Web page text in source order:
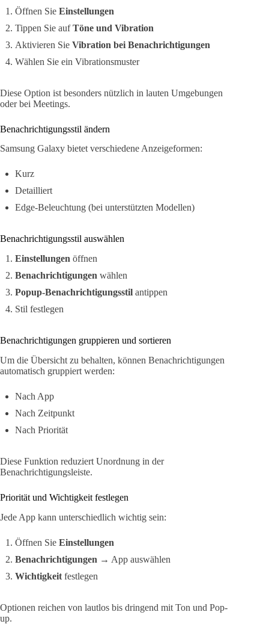
Öffnen Sie Einstellungen
Tippen Sie aufTöne und Vibration
Aktivieren Sie Vibration bei Benachrichtigungen
Wählen Sie ein Vibrationsmuster
Diese Option ist besonders nützlich in lauten Umgebungen
oder bei Meetings.
Benachrichtigungsstil ändern
Samsung Galaxy bietet verschiedene Anzeigeformen:
Kurz
Detailliert
Edge-Beleuchtung (bei unterstützten Modellen)
Benachrichtigungsstil auswählen
Einstellungen öffnen
Benachrichtigungen wählen
Popup-Benachrichtigungsstil antippen
Stil festlegen
Benachrichtigungen gruppieren und sortieren
Um die Übersicht zu behalten, können Benachrichtigungen
automatisch gruppiert werden:
Nach App
Nach Zeitpunkt
Nach Priorität
Diese Funktion reduziert Unordnung in der
Benachrichtigungsleiste.
Priorität und Wichtigkeit festlegen
Jede App kann unterschiedlich wichtig sein:
Öffnen Sie Einstellungen
Benachrichtigungen → App auswählen
Wichtigkeit festlegen
Optionen reichen von lautlos bis dringend mit Ton und Pop-
up.